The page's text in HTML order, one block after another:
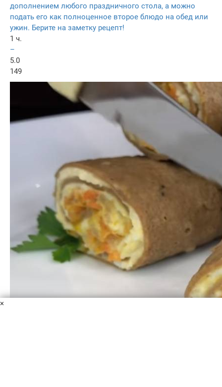
дополнением любого праздничного стола, а можно
подать его как полноценное второе блюдо на обед или
ужин. Берите на заметку рецепт!
1 ч.
–
5.0
149
×